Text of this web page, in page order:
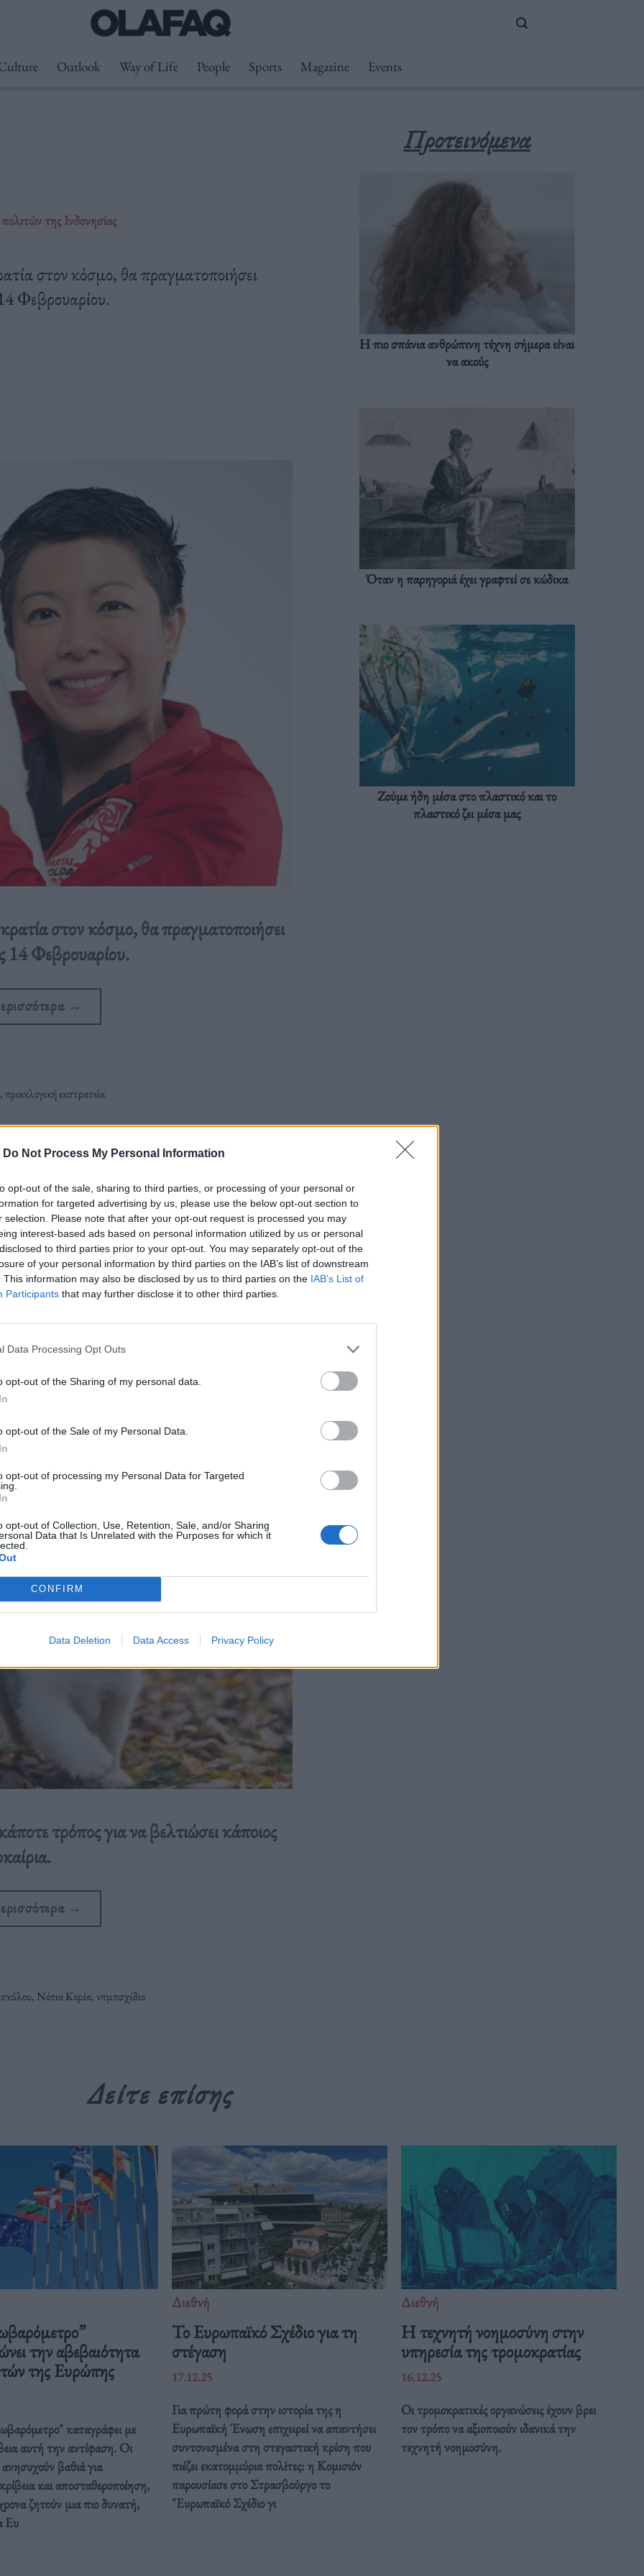
Do Not Process My Personal Information
opt-out of the sale, sharing to third parties, or processing of your personal or
for targeted advertising by us, please use the below opt-out section to
selection. Please note that after your opt-out request is processed you may
interest-based ads based on personal information utilized by us or personal
to third parties prior to your opt-out. You may separately opt-out of the
of your personal information by third parties on the IAB’s list of downstream
This information may also be disclosed by us to third parties on the IAB’s List of
Participants that may further disclose it to other third parties.
Data Processing Opt Outs
opt-out of the Sharing of my personal data.
opt-out of the Sale of my Personal Data.
opt-out of processing my Personal Data for Targeted
opt-out of Collection, Use, Retention, Sale, and/or Sharing
Data that Is Unrelated with the Purposes for which it
CONFIRM
Data Deletion Data Access Privacy Policy
Outlook Way of Life People Sports Magazine Events
της Ινδονησίας
στον κόσμο, θα πραγματοποιήσει
Φεβρουαρίου.
στον κόσμο, θα πραγματοποιήσει
14 Φεβρουαρίου.
→
,προεκλογική εκστρατεία
σκύλου
τρόπος για να βελτιώσει κάποιος την
τρόπος για να βελτιώσει κάποιος
→
, Νότια Κορέα,νπμπσχέδιο
Προτεινόμενα
Η πιο σπάνια ανθρώπινη τέχνη σήμερα είναι
να ακούς
Όταν η παρηγοριά έχει γραφτεί σε κώδικα
Ζούμε ήδη μέσα στο πλαστικό και το
πλαστικό ζει μέσα μας
Δείτε επίσης
την αβεβαιότητα
της Ευρώπης
καταγράφει με
αυτή την αντίφαση. Oι
βαθιά για
και αποσταθεροποίηση,
ζητούν μια πιο δυνατή,
Ευ
Διεθνή
Το Ευρωπαϊκό Σχέδιο για τη
στέγαση
17.12.25
Για πρώτη φορά στην ιστορία της η
Ευρωπαϊκή Ένωση επιχειρεί να απαντήσει
συντονισμένα στη στεγαστική κρίση που
πιέζει εκατομμύρια πολίτες: η Κομισιόν
παρουσίασε στο Στρασβούργο το
"Ευρωπαϊκό Σχέδιο γι
Διεθνή
Η τεχνητή νοημοσύνη στην
υπηρεσία της τρομοκρατίας
16.12.25
Οι τρομοκρατικές οργανώσεις έχουν βρει
τον τρόπο να αξιοποιούν ιδανικά την
τεχνητή νοημοσύνη.